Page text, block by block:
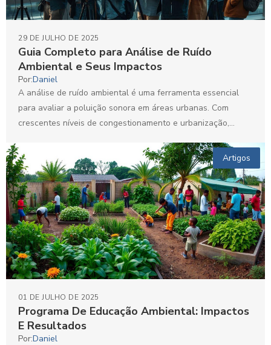
Guia Completo para Análise de Ruído
Ambiental e Seus Impactos
29 DE JULHO DE 2025
Por:Daniel
A análise de ruído ambiental é uma ferramenta essencial
para avaliar a poluição sonora em áreas urbanas. Com
crescentes níveis de congestionamento e urbanização,
Artigos
Programa De Educação Ambiental: Impactos
E Resultados
01 DE JULHO DE 2025
Por:Daniel